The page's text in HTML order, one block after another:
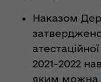
Наказом
2021-2022
яким можна